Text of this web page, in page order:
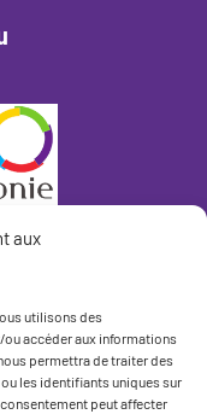
aux
utilisons des
accéder aux informations
permettra de traiter des
les identifiants uniques sur
peut affecter